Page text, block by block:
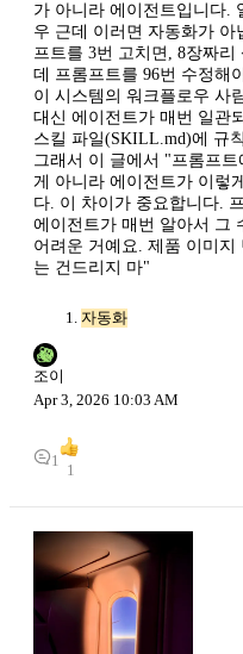
가 아니라 에이전트입니다.
우 근데 이러면 자동화가
프트를 3번 고치면, 8장짜
데 프롬프트를 96번 수정해
이 시스템의 워크플로우 사
대신 에이전트가 매번 일관
스킬 파일(SKILL.md)에 규
그래서 이 글에서 "프롬프
게 아니라 에이전트가 이렇
다. 이 차이가 중요합니다.
에이전트가 매번 알아서 그
어려운 거예요. 제품 이미지
는 건드리지 마"
자동화
조이
Apr 3, 2026 10:03 AM
1
1